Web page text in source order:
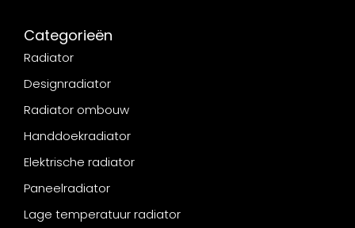
Categorieën
Radiator
Designradiator
Radiator ombouw
Handdoekradiator
Elektrische radiator
Paneelradiator
Lage temperatuur radiator